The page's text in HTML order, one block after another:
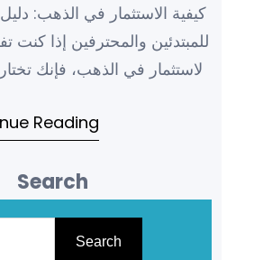
كيفية الاستثمار في الذهب:
للمبتدئين والمحترفين إذا كنت
الاستثمار في الذهب، فإنك
التاريخ. يع… Reading
Search
Search